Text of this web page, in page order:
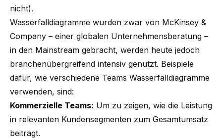
nicht).
Wasserfalldiagramme wurden zwar von McKinsey &
Company – einer globalen Unternehmensberatung –
in den Mainstream gebracht, werden heute jedoch
branchenübergreifend intensiv genutzt. Beispiele
dafür, wie verschiedene Teams Wasserfalldiagramme
verwenden, sind:
Kommerzielle Teams: Um zu zeigen, wie die Leistung
in relevanten Kundensegmenten zum Gesamtumsatz
beiträgt.